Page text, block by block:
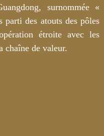
surnommée «
des atouts des pôles
étroite avec les
chaîne de valeur.